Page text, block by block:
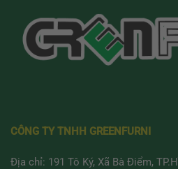
CÔNG TY TNHH GREENFURNI
Địa chỉ: 191 Tô Ký, Xã Bà Điểm,